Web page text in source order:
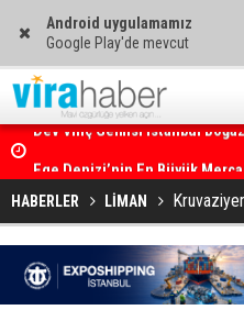
Android uygulamamız
Google Play'de mevcut
HABERLER LİMAN